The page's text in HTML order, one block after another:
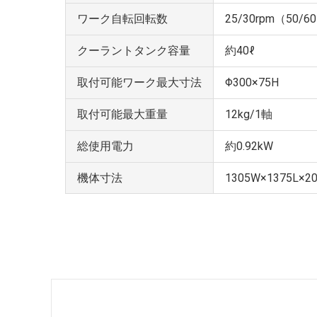
ワーク自転回転数 25/30rpm（50/
クーラントタンク容量 約40ℓ
取付可能ワーク最大寸法 Φ300×75H
取付可能最大重量 12kg/1軸
総使用電力 約0.92kW
機体寸法